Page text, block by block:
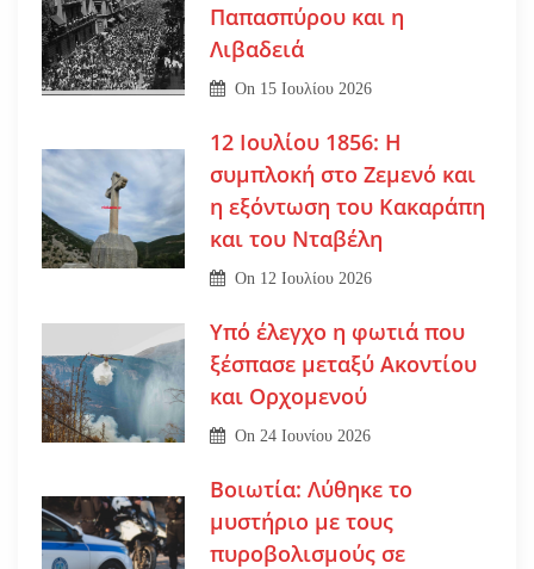
Παπασπύρου και η
Λιβαδειά
On 15 Ιουλίου 2026
12 Ιουλίου 1856: Η
συμπλοκή στο Ζεμενό και
η εξόντωση του Κακαράπη
και του Νταβέλη
On 12 Ιουλίου 2026
Υπό έλεγχο η φωτιά που
ξέσπασε μεταξύ Ακοντίου
και Ορχομενού
On 24 Ιουνίου 2026
Βοιωτία: Λύθηκε το
μυστήριο με τους
πυροβολισμούς σε